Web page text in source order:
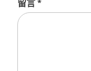
留言*